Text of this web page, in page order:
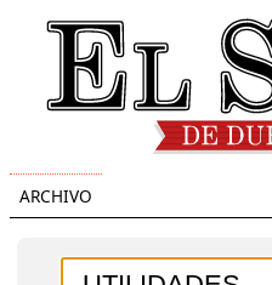
ARCHIVO